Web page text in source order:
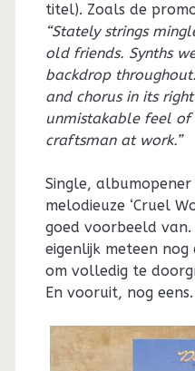
titel). Zoals de
“Stately strings
old friends. Synths
backdrop
and chorus in its
unmistakable feel of
craftsman at work.”
Single,
melodieuze ‘Cruel
goed voorbeeld van.
eigenlijk meteen
om volledig te
En vooruit, nog